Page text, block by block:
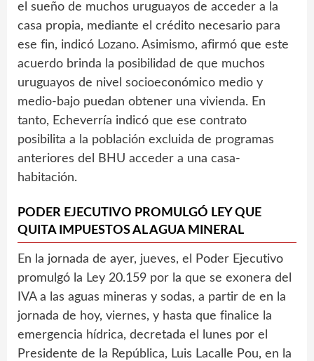
el sueño de muchos uruguayos de acceder a la
casa propia, mediante el crédito necesario para
ese fin, indicó Lozano. Asimismo, afirmó que este
acuerdo brinda la posibilidad de que muchos
uruguayos de nivel socioeconómico medio y
medio-bajo puedan obtener una vivienda. En
tanto, Echeverría indicó que ese contrato
posibilita a la población excluida de programas
anteriores del BHU acceder a una casa-
habitación.
PODER EJECUTIVO PROMULGÓ LEY QUE
QUITA IMPUESTOS AL AGUA MINERAL
En la jornada de ayer, jueves, el Poder Ejecutivo
promulgó la Ley 20.159 por la que se exonera del
IVA a las aguas mineras y sodas, a partir de en la
jornada de hoy, viernes, y hasta que finalice la
emergencia hídrica, decretada el lunes por el
Presidente de la República, Luis Lacalle Pou, en la